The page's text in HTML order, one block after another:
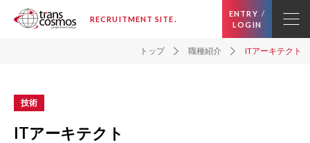
RECRUITMENT SITE.
ENTRY /
LOGIN
トップ 職種紹介 ITアーキテクト
技術
ITアーキテクト